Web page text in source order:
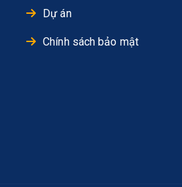
Dự án
Chính sách bảo mật